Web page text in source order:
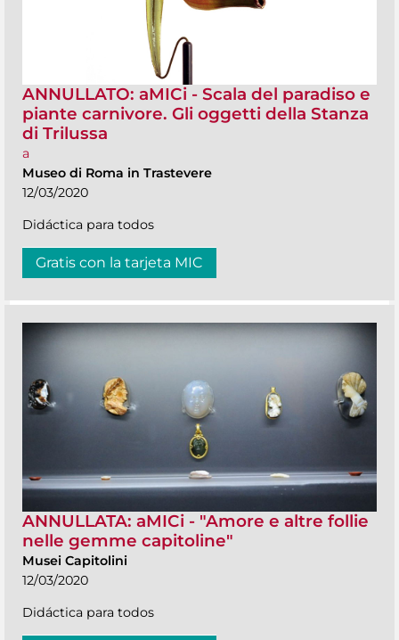
ANNULLATO: aMICi - Scala del paradiso e
piante carnivore. Gli oggetti della Stanza
di Trilussa
a
Museo di Roma in Trastevere
12/03/2020
Didáctica para todos
Gratis con la tarjeta MIC
ANNULLATA: aMICi - "Amore e altre follie
nelle gemme capitoline"
Musei Capitolini
12/03/2020
Didáctica para todos